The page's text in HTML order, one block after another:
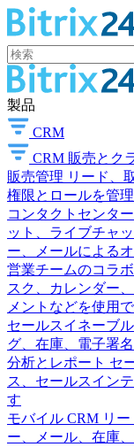
製品
CRM
CRM 販売とク
販売管理 リード、
権限とロールを管
コンタクトセンター
ット、ライブチャ
ー、メールによる
営業チームのコラ
スク、カレンダー
メントなどを使用
セールスイネーブ
グ、在庫、電子署
分析とレポート セ
ス、セールスイン
す
モバイル CRM リ
ー、メール、在庫